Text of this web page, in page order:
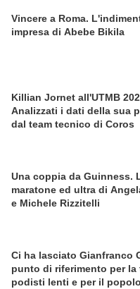
Vincere a Roma.
impresa di Abebe Bikila
Killian Jornet all'UTMB
Analizzati i dati della sua
dal team tecnico di Coros
Una coppia da Guinness.
maratone ed ultra di
e Michele Rizzitelli
Ci ha lasciato Gianfranco
punto di riferimento per la
podisti lenti e per il